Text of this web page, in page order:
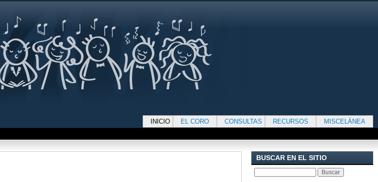
INICIO EL CORO CONSULTAS RECURSOS MISCELÁNEA
BUSCAR EN EL SITIO